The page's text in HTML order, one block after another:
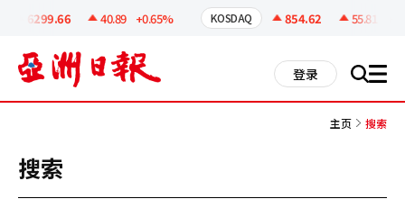
6299.66 40.89 +0.65% KOSDAQ 854.62 55.81
登录 搜 all
主页 搜索
搜索